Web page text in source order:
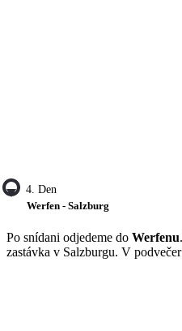
4. Den
Werfen - Salzburg
Po snídani odjedeme do Werfenu
zastávka v Salzburgu. V